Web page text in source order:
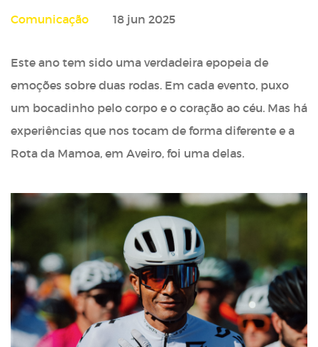
Comunicação 18 jun 2025
Este ano tem sido uma verdadeira epopeia de
emoções sobre duas rodas. Em cada evento, puxo
um bocadinho pelo corpo e o coração ao céu. Mas há
experiências que nos tocam de forma diferente e a
Rota da Mamoa, em Aveiro, foi uma delas.